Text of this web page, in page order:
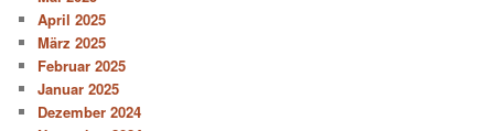
April 2025
März 2025
Februar 2025
Januar 2025
Dezember 2024